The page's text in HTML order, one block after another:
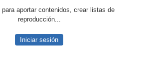
para aportar contenidos, crear listas de
reproducción...
Iniciar sesión